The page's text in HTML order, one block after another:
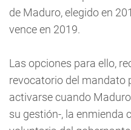
de Maduro, elegido en
vence en 2019.
Las opciones para ello,
revocatorio del mandato
activarse cuando
su gestión-, la enmienda